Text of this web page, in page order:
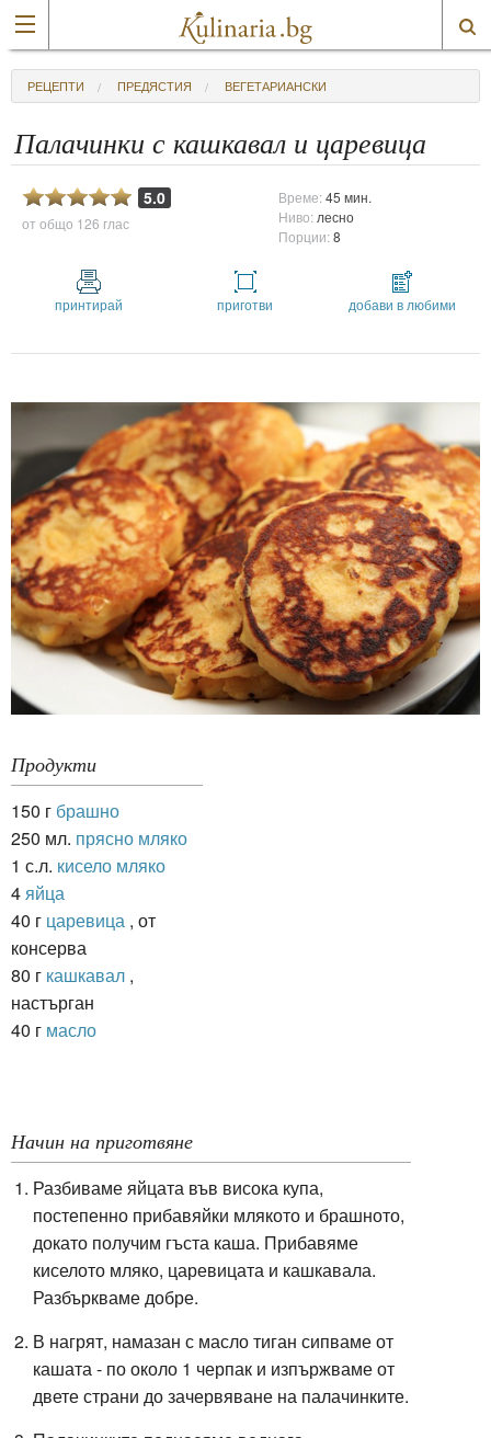
РЕЦЕПТИ ПРЕДЯСТИЯ ВЕГЕТАРИАНСКИ
Палачинки с кашкавал и царевица
5.0
от общо 126 глас
Време:45 мин.
Ниво: лесно
Порции:8
принтирай приготви добави в любими
Продукти
150 г брашно
250 мл. прясно мляко
1 с.л. кисело мляко
4 яйца
40 г царевица , от
консерва
80 г кашкавал ,
настърган
40 г масло
Начин на приготвяне
Разбиваме яйцата във висока купа,
постепенно прибавяйки млякото и брашното,
докато получим гъста каша. Прибавяме
киселото мляко, царевицата и кашкавала.
Разбъркваме добре.
В нагрят, намазан с масло тиган сипваме от
кашата - по около 1 черпак и изпържваме от
двете страни до зачервяване на палачинките.